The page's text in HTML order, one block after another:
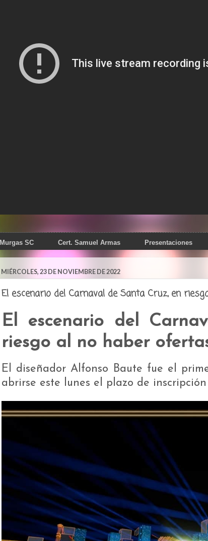
Murgas SC Cert. Samuel Armas Presentaciones
MIÉRCOLES, 23 DE NOVIEMBRE DE 2022
El escenario del Carnaval de Santa Cruz, en
El escenario del
riesgo al no haber
El diseñador Alfonso Baute fue el
abrirse este lunes el plazo de